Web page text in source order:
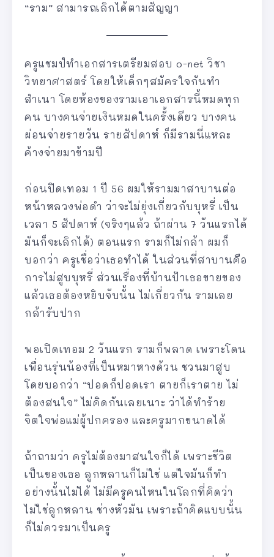
“ราม” สามารถเลิกได้ตามสัญญา
ครูแชมป์ทำเอกสารเตรียมสอบ o-net วิชา
วิทยาศาสตร์ โดยให้เด็กๆสมัครใจกันทำ
สำเนา โดยห้องของรามเอาเอกสารนี้หมดทุก
คน บางคนจ่ายเงินหมดในครั้งเดียว บางคน
ผ่อนจ่ายรายวัน รายสัปดาห์ ก็มีรามนี่แหละ
ค้างจ่ายมาข้ามปี
ก่อนปิดเทอม 1 ปี 56 ผมให้รามมาสาบานต่อ
หน้าหลวงพ่อดำ ว่าจะไม่ยุ่งเกี่ยวกับบุหรี่ เป็น
เวลา 5 สัปดาห์ (จริงๆแล้ว ถ้าผ่าน 7 วันแรกได้
มันก็จะเลิกได้) ตอนแรก รามก็ไม่กล้า ผมก็
บอกว่า ครูเชื่อว่าเธอทำได้ ในส่วนที่สาบานคือ
การไม่สูบบุหรี่ ส่วนเรื่องที่บ้านป้าเธอขายของ
แล้วเธอต้องหยิบจับนั้น ไม่เกี่ยวกัน รามเลย
กล้ารับปาก
พอเปิดเทอม 2 วันแรก รามก็พลาด เพราะโดน
เพื่อนรุ่นน้องที่เป็นหมาหางด้วน ชวนมาสูบ
โดยบอกว่า “ปอดก็ปอดเรา ตายก็เราตาย ไม่
ต้องสนใจ” ไม่คิดกันเลยเนาะ ว่าได้ทำร้าย
จิตใจพ่อแม่ผู้ปกครอง และครูมากขนาดได้
ถ้าถามว่า ครูไม่ต้องมาสนใจก็ได้ เพราะชีวิต
เป็นของเธอ ลูกหลานก็ไม่ใช่ แต่ใจมันก็ทำ
อย่างนั้นไม่ได้ ไม่มีครูคนไหนในโลกที่คิดว่า
ไม่ใช่ลูกหลาน ช่างหัวมัน เพราะถ้าคิดแบบนั้น
ก็ไม่ควรมาเป็นครู